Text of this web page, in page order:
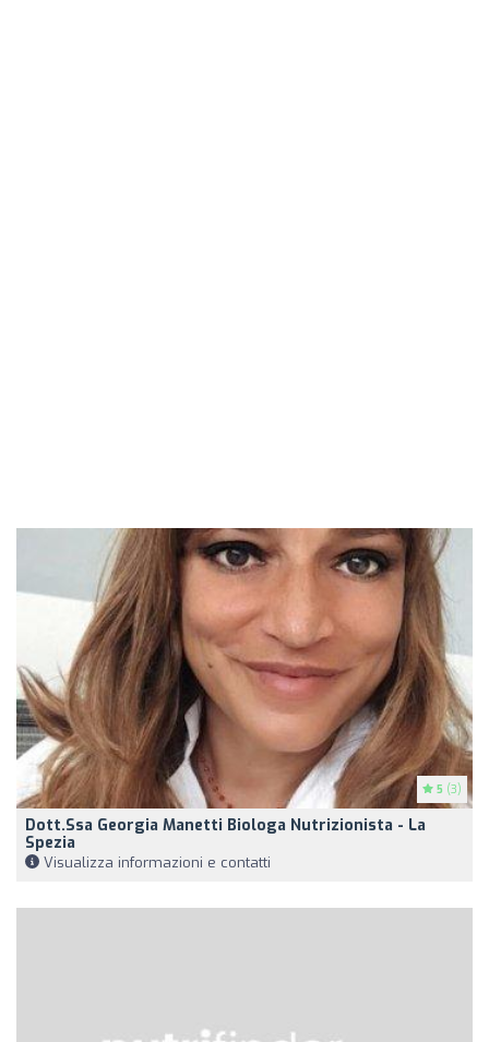
5 (3)
Dott.ssa Georgia Manetti Biologa Nutrizionista - La
Spezia
Visualizza informazioni e contatti